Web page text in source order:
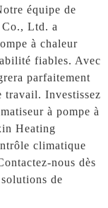
équipe de
Ltd. a
à chaleur
fiables. Avec
parfaitement
travail. Investissez
à pompe à
Heating
climatique
nous dès
de